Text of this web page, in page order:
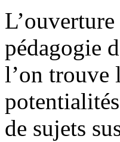
pédagogie
l’on trouve
de sujets